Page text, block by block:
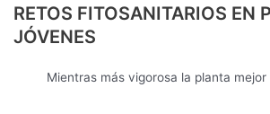
RETOS FITOSANITARIOS EN
JÓVENES
Mientras más vigorosa la planta